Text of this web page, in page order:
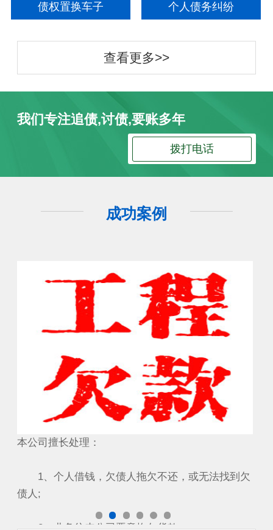
债权置换车子 个人债务纠纷
查看更多>>
我们专注追债,讨债,要账多年
拨打电话
成功案例
本公司擅长处理：
1、个人借钱，欠债人拖欠不还，或无法找到欠
债人;